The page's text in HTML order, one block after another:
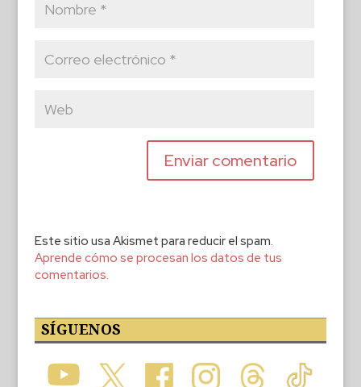
Este sitio usa Akismet para reducir el spam.
Aprende cómo se procesan los datos de tus
comentarios.
SÍGUENOS